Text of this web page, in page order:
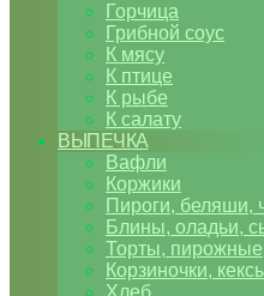
Горчица
Грибной соус
К мясу
К птице
К рыбе
К салату
ВЫПЕЧКА
Вафли
Коржики
Пироги, беляши,
Блины, оладьи,
Торты, пирожные
Корзиночки,
Хлеб